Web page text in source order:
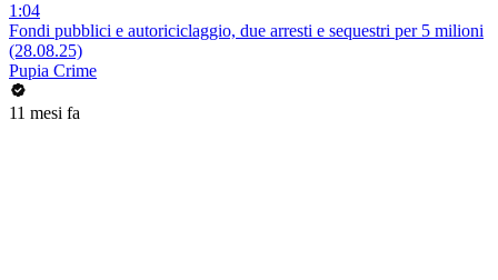
1:04
Fondi pubblici e autoriciclaggio, due arresti e sequestri per 5 milioni
(28.08.25)
Pupia Crime
11 mesi fa